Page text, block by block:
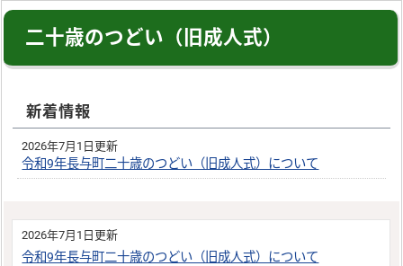
二十歳のつどい（旧成人式）
新着情報
2026年7月1日更新
令和9年長与町二十歳のつどい（旧成人式）について
2026年7月1日更新
令和9年長与町二十歳のつどい（旧成人式）について